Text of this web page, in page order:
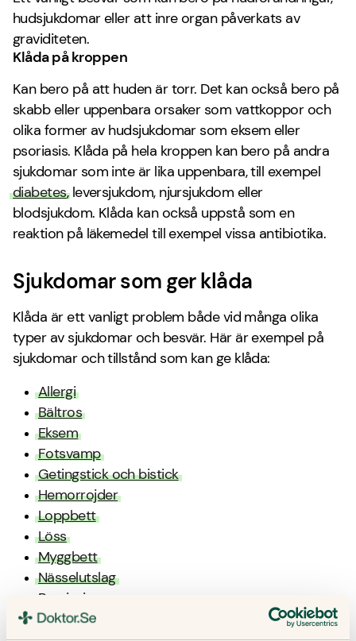
hudsjukdomar eller att inre organ påverkats av
graviditeten.
Klåda på kroppen
Kan bero på att huden är torr. Det kan också bero på
skabb eller uppenbara orsaker som vattkoppor och
olika former av hudsjukdomar som eksem eller
psoriasis. Klåda på hela kroppen kan bero på andra
sjukdomar som inte är lika uppenbara, till exempel
diabetes, leversjukdom, njursjukdom eller
blodsjukdom. Klåda kan också uppstå som en
reaktion på läkemedel till exempel vissa antibiotika.
Sjukdomar som ger klåda
Klåda är ett vanligt problem både vid många olika
typer av sjukdomar och besvär. Här är exempel på
sjukdomar och tillstånd som kan ge klåda:
Allergi
Bältros
Eksem
Fotsvamp
Getingstick och bistick
Hemorrojder
Loppbett
Löss
Myggbett
Nässelutslag
Psoriasis
Ringorm